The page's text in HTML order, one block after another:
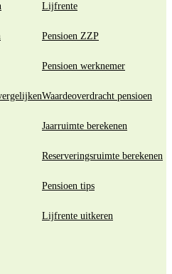
Lijfrente
Pensioen ZZP
Pensioen werknemer
Waardeoverdracht pensioen
Jaarruimte berekenen
Reserveringsruimte berekenen
Pensioen tips
Lijfrente uitkeren